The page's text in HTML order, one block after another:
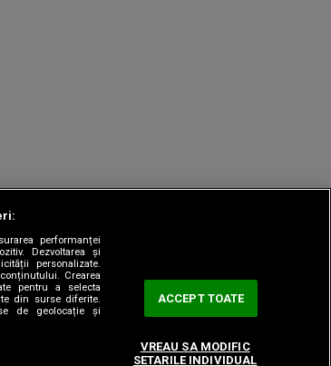
performanței
Dezvoltarea și
personalizate.
Crearea
pentru a selecta
din surse diferite.
de geolocație și
ACCEPT TOATE
VREAU SA MODIFIC
SETARILE INDIVIDUAL